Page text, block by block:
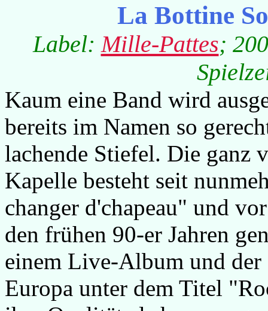
La Bottine
Label: Mille-Pattes;
Kaum eine Band wird
bereits im Namen so
lachende Stiefel. Die ganz
Kapelle besteht seit
changer d'chapeau" und
den frühen 90-er Jahren
einem Live-Album und
Europa unter dem Titel